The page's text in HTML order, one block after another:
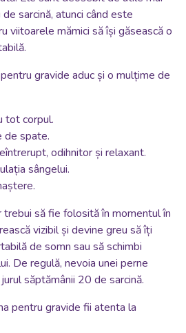
sarcină, atunci când este
viitoarele mămici să își găsească o
gravide aduc și o mulțime de
tot corpul.
de spate.
odihnitor și relaxant.
sângelui.
trebui să fie folosită în momentul în
vizibil și devine greu să îți
de somn sau să schimbi
De regulă, nevoia unei perne
săptămânii 20 de sarcină.
pentru gravide fii atenta la